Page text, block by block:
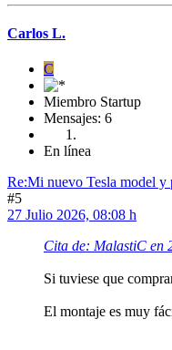
Carlos L.
C
Miembro Startup
Mensajes: 6
En línea
Re:Mi nuevo Tesla model y
#5
27 Julio 2026, 08:08 h
Cita de: MalastiC en
Si tuviese que
El montaje es muy